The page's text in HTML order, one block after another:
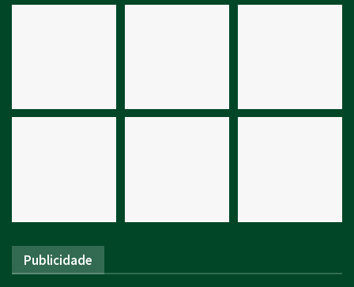
Publicidade